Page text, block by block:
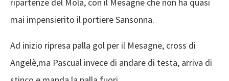
mai impensierito il portiere Sansonna.
Ad inizio ripresa palla gol per il Mesagne, cross di
Angelè,ma Pascual invece di andare di testa, arriva di